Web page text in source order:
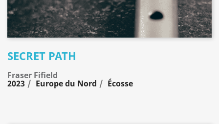
SECRET PATH
Fraser Fifield
2023 Europe du Nord Écosse